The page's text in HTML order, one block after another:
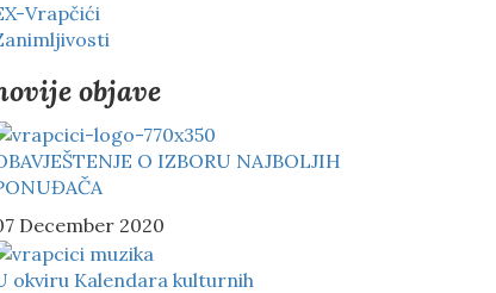
Vrapčići
objave
O IZBORU NAJBOLJIH
December 2020
okviru Kalendara kulturnih